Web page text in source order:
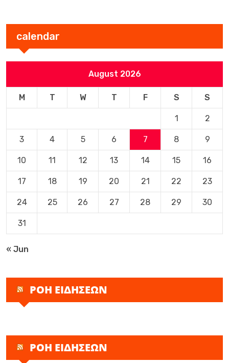
calendar
August 2026
M T W T F S S
1 2
3 4 5 6 7 8 9
10 11 12 13 14 15 16
17 18 19 20 21 22 23
24 25 26 27 28 29 30
31
« Jun
ΡΟΗ ΕΙΔΗΣΕΩΝ
ΡΟΗ ΕΙΔΗΣΕΩΝ